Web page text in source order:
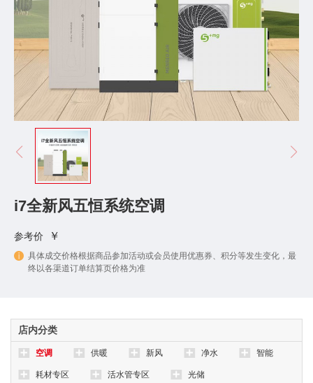
i7全新风五恒系统空调
参考价 ￥
具体成交价格根据商品参加活动或会员使用优惠券、积分等发生变化，最
终以各渠道订单结算页价格为准
店内分类
空调 供暖 新风 净水 智能
耗材专区 活水管专区 光储